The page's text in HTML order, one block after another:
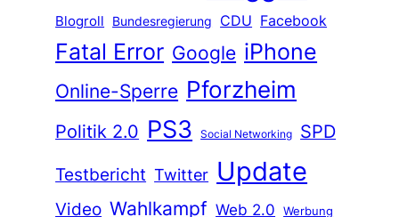
Blogroll Bundesregierung CDU Facebook
Fatal Error Google iPhone
Online-Sperre Pforzheim
Politik 2.0 PS3 Social Networking
SPD
Testbericht Twitter Update
Video Wahlkampf Web 2.0 Werbung